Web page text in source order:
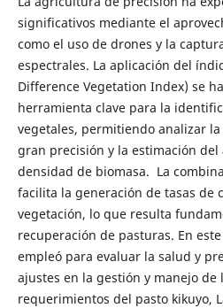
significativos mediante el
como el uso de drones y la
espectrales. La aplicación del
Difference Vegetation Index) se
herramienta clave para la
vegetales, permitiendo analizar
gran precisión y la estimación del
densidad de biomasa. La
facilita la generación de tasas de
vegetación, lo que resulta
recuperación de pasturas. En
empleó para evaluar la salud y
ajustes en la gestión y manejo de
requerimientos del pasto kikuyo,